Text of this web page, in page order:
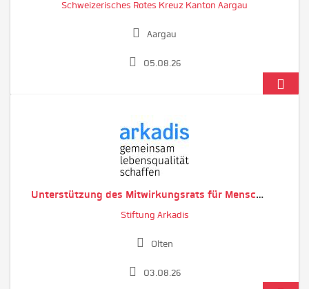
Schweizerisches Rotes Kreuz Kanton Aargau
Aargau
05.08.26
Unterstützung des Mitwirkungsrats für Menschen mit einer Beeinträchtigung
Stiftung Arkadis
Olten
03.08.26